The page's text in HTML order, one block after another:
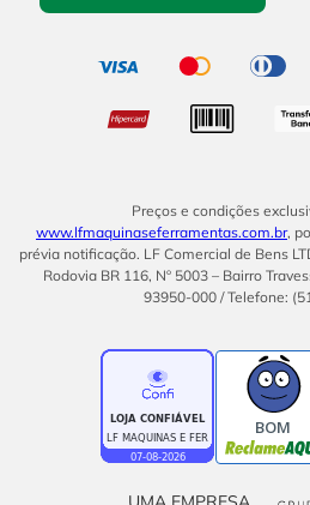
Preços e condições
www.lfmaquinaseferramentas.com.br,
prévia notificação. LF Comercial de Bens
Rodovia BR 116, Nº 5003 – Bairro
93950-000 / Telefone:
BOM